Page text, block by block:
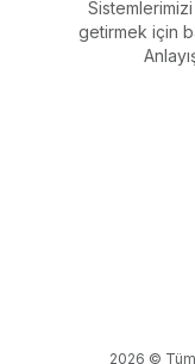
getirmek için
2026 © Tüm